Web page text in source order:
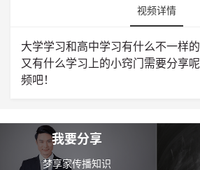
Time视频详情
大学学习和高中学习有什么不一样
又有什么学习上的小窍门需要分享
频吧！
我要分享
梦享家传播知识